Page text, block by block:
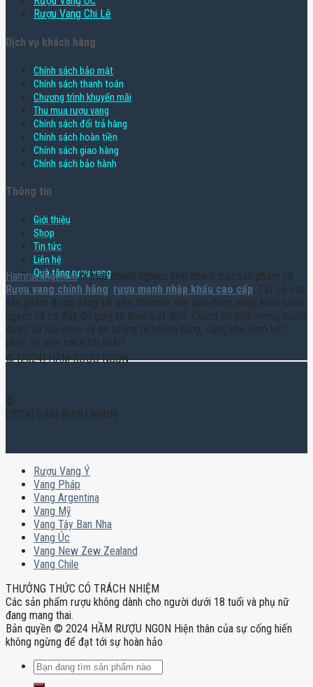
Rượu Vang Chi Lê
Dịch vụ khách hàng
Chính sách bảo mật
Chính sách thanh toán
Chương trình khuyến mãi
Thu mua rượu vang
Chính sách đổi trả hàng
Chính sách hoàn tiền
Chính sách giao hàng
Chính sách bảo hành
Thông tin
Giới thiệu
Shop
Tin tức
Liên hệ
Quà tặng rượu vang
Hamruoungon.vnlà một doanh nghiệp kinh doanh các sản phẩm về
Rượu vang chính hãng, rượu mạnh nhập khẩu cao cấp. Tất cả các
sản phẩm được đăng tải trên Website này đều được nhập khẩu chính
ngạch và có đầy đủ giấy tờ theo luật định. Chúng tôi luôn mong muốn
được sự lựa chọn và tin tưởng từ khách hàng, cũng như cam kết
phục vụ một cách tốt nhất!
© [2024] HẦM RƯỢU NGON
©
[2024] HẦM RƯỢU NGON
Rượu Vang Ý
Vang Pháp
Vang Argentina
Vang Mỹ
Vang Tây Ban Nha
Vang Úc
Vang New Zew Zealand
Vang Chile
THƯỞNG THỨC CÓ TRÁCH NHIỆM
Các sản phẩm rượu không dành cho người dưới 18 tuổi và phụ nữ
đang mang thai.
Bản quyền © 2024 HẦM RƯỢU NGON Hiện thân của sự cống hiến
không ngừng để đạt tới sự hoàn hảo
Tìm